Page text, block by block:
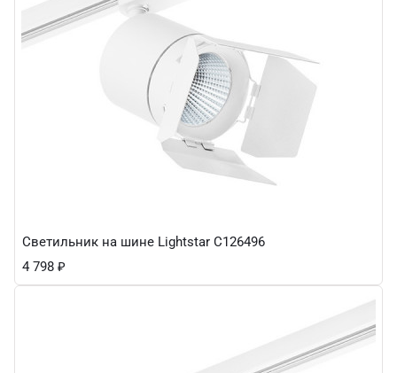
Светильник на шине Lightstar C126496
4 798 ₽